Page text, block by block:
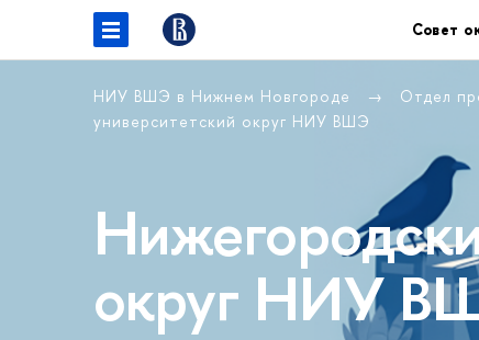
Совет
НИУ ВШЭ в Нижнем Новгороде Отдел
университетский округ НИУ ВШЭ
округ НИУ